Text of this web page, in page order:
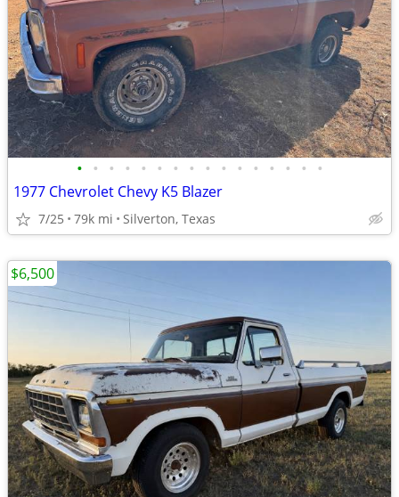
• • • • • • • • • • • • • • • •
1977 Chevrolet Chevy K5 Blazer
7/25 79k mi Silverton, Texas
$6,500